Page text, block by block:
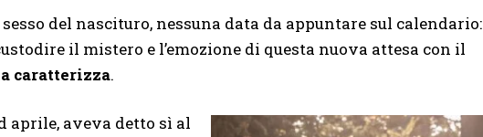
del nascituro, nessuna data da appuntare sul calendario:
il mistero e l’emozione di questa nuova attesa con il
caratterizza.
aprile, aveva detto sì al